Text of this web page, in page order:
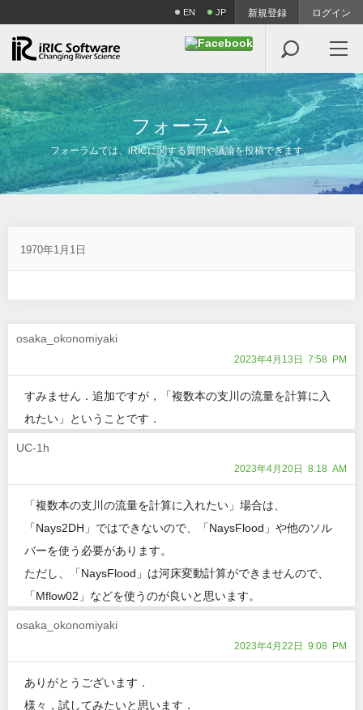
EN JP 新規登録 ログイン

フ ォ ーラム
フォーラムでは、iRICに関する質問や議論を投稿できます。
1970年1月1日
osaka_okonomiyaki
2023年4月13日 7:58 PM
すみません．追加ですが，「複数本の支川の流量を計算に入
れたい」ということです．
UC-1h
2023年4月20日 8:18 AM
「複数本の支川の流量を計算に入れたい」場合は、
「Nays2DH」ではできないので、「NaysFlood」や他のソル
バーを使う必要があります。
ただし、「NaysFlood」は河床変動計算ができませんので、
「Mflow02」などを使うのが良いと思います。
osaka_okonomiyaki
2023年4月22日 9:08 PM
ありがとうございます．
様々，試してみたいと思います．